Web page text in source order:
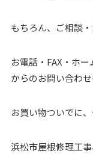
もちろん、ご相談
お電話・FAX・ホ
からのお問い合わせ
お買い物ついでに
浜松市屋根修理工